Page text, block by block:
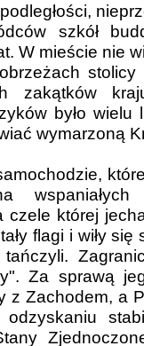
szkół
W mieście nie
stolicy
zakątków
było
wymarzoną
wspaniałych
której
flagi i wiły
Za sprawą
z Zachodem, a